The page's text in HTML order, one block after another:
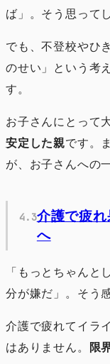
ば」。そう思って
でも、不登校やひ
のせい」という考
す。
お子さんにとって
安定した親です。
が、お子さんへの
介護で疲
へ
「もっとちゃんと
分が嫌だ」。そう
介護で疲れてイラ
はありません。
限